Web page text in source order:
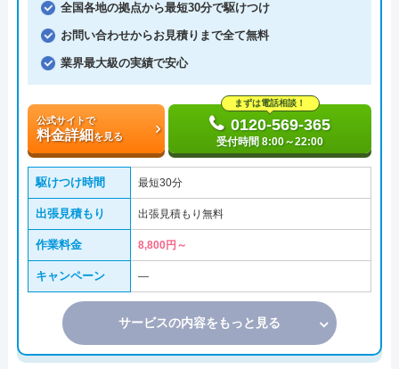
全国各地の拠点から最短30分で駆けつけ
お問い合わせからお見積りまで全て無料
業界最大級の実績で安心
公式サイトで
料金詳細を見る
まずは電話相談！
0120-569-365
受付時間 8:00～22:00
駆けつけ時間 最短30分
出張見積もり 出張見積もり無料
作業料金 8,800円～
キャンペーン ―
サービスの内容をもっと見る